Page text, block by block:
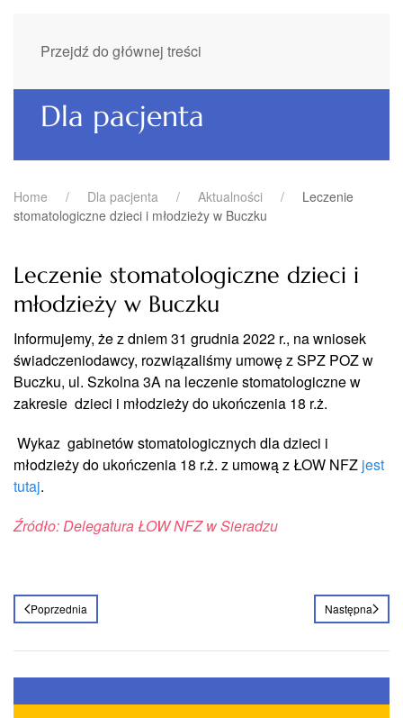
Przejdź do głównej treści
Dla pacjenta
Home Dla pacjenta Aktualności
Leczenie
stomatologiczne dzieci i młodzieży w Buczku
Leczenie stomatologiczne dzieci i
młodzieży w Buczku
Informujemy, że z dniem 31 grudnia 2022 r., na wniosek
świadczeniodawcy, rozwiązaliśmy umowę z SPZ POZ w
Buczku, ul. Szkolna 3A na leczenie stomatologiczne w
zakresie dzieci i młodzieży do ukończenia 18 r.ż.
Wykaz gabinetów stomatologicznych dla dzieci i
młodzieży do ukończenia 18 r.ż. z umową z ŁOW NFZ jest
tutaj.
Źródło: Delegatura ŁOW NFZ w Sieradzu
Poprzednia Następna